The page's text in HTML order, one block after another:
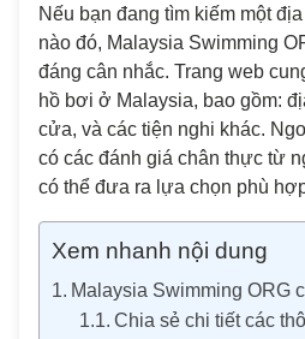
Nếu bạn đang tìm kiếm một
nào đó, Malaysia Swimming
đáng cân nhắc. Trang web
hồ bơi ở Malaysia, bao gồm:
cửa, và các tiện nghi khác.
có các đánh giá chân thực từ
có thể đưa ra lựa chọn phù
Xem nhanh nội dung
Malaysia Swimming ORG
Chia sẻ chi tiết các